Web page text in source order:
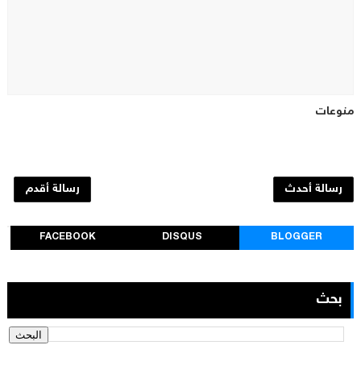
منوعات
رسالة أحدث رسالة أقدم
BLOGGER
DISQUS
FACEBOOK
بحث